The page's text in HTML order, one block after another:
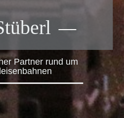
Partner rund um